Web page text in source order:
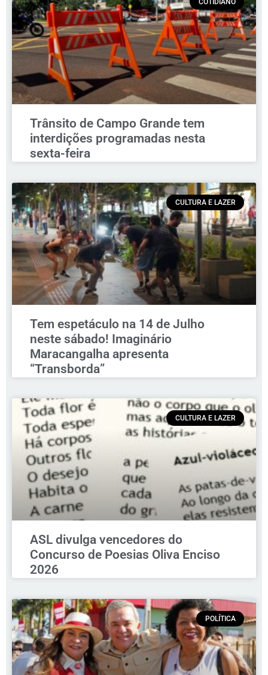
COTIDIANO
Trânsito de Campo Grande tem
interdições programadas nesta
sexta-feira
CULTURA E LAZER
Tem espetáculo na 14 de Julho
neste sábado! Imaginário
Maracangalha apresenta
“Transborda”
CULTURA E LAZER
ASL divulga vencedores do
Concurso de Poesias Oliva Enciso
2026
POLÍTICA